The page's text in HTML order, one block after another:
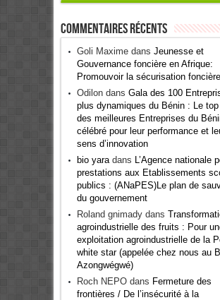
Commentaires récents
Goli Maximedans Jeunesse et
Gouvernance foncière en Afrique:
Promouvoir la sécurisation foncière
Odilondans Gala des 100
plus dynamiques du Bénin : Le top
des meilleures Entreprises du
célébré pour leur performance et
sens d’innovation
bio yaradans
L’Agence nationale
prestations aux Etablissements
publics : (ANaPES)Le plan de
du gouvernement
Roland gnimadydans
agroindustrielle des fruits : Pour
exploitation agroindustrielle de la
white star (appelée chez nous au
Azongwégwé)
Roch NEPOdans Fermeture des
frontières / De l’insécurité à la